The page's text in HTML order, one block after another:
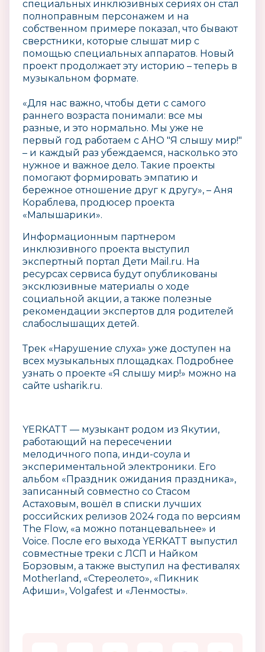
специальных инклюзивных сериях он стал
полноправным персонажем и на
собственном примере показал, что бывают
сверстники, которые слышат мир с
помощью специальных аппаратов. Новый
проект продолжает эту историю – теперь в
музыкальном формате.
«Для нас важно, чтобы дети с самого
раннего возраста понимали: все мы
разные, и это нормально. Мы уже не
первый год работаем с АНО "Я слышу мир!"
– и каждый раз убеждаемся, насколько это
нужное и важное дело. Такие проекты
помогают формировать эмпатию и
бережное отношение друг к другу», – Аня
Кораблева, продюсер проекта
«Малышарики».
Информационным партнером
инклюзивного проекта выступил
экспертный портал Дети Mail.ru. На
ресурсах сервиса будут опубликованы
эксклюзивные материалы о ходе
социальной акции, а также полезные
рекомендации экспертов для родителей
слабослышащих детей.
Трек «Нарушение слуха» уже доступен на
всех музыкальных площадках. Подробнее
узнать о проекте «Я слышу мир!» можно на
сайте usharik.ru.
YERKATT — музыкант родом из Якутии,
работающий на пересечении
мелодичного попа, инди-соула и
экспериментальной электроники. Его
альбом «Праздник ожидания праздника»,
записанный совместно со Стасом
Астаховым, вошёл в списки лучших
российских релизов 2024 года по версиям
The Flow, «а можно потанцевальнее» и
Voice. После его выхода YERKATT выпустил
совместные треки с ЛСП и Найком
Борзовым, а также выступил на фестивалях
Motherland, «Стереолето», «Пикник
Афиши», Volgafest и «Ленмосты».